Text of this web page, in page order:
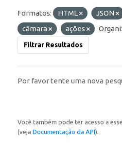
Formatos: HTML JSON
câmara
ações
Filtrar Resultados
Por favor tente uma nova
Você também pode ter acesso a
(veja Documentação da API).